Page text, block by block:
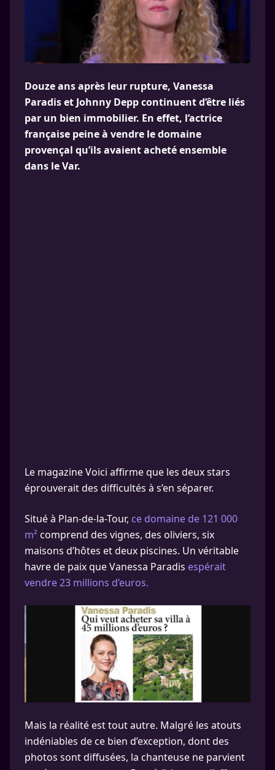
Douze ans après leur rupture, Vanessa
Paradis et Johnny Depp continuent d’être liés
par un bien immobilier. En effet, l’actrice
française peine à vendre le domaine
provençal qu’ils avaient acheté ensemble
dans le Var.
Le magazine Voici affirme que les deux stars
éprouverait des difficultés à s’en séparer.
Situé à Plan-de-la-Tour, ce domaine de 121 000
m² comprend des vignes, des oliviers, six
maisons d’hôtes et deux piscines. Un véritable
havre de paix que Vanessa Paradis espérait
vendre 23 millions d’euros.
Mais la réalité est tout autre. Malgré les atouts
indéniables de ce bien d’exception, dont des
photos sont diffusées, la chanteuse ne parvient